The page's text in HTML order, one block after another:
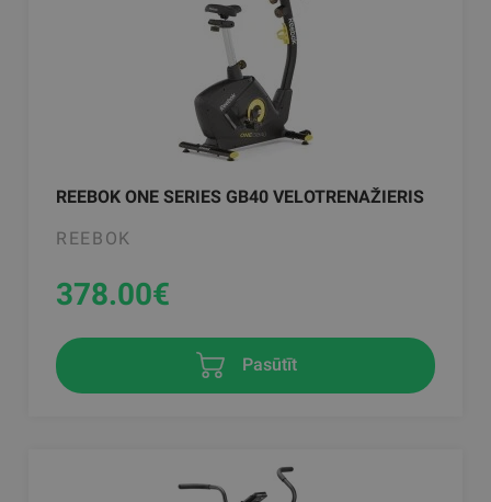
REEBOK ONE SERIES GB40 VELOTRENAŽIERIS
REEBOK
378.00€
Pasūtīt